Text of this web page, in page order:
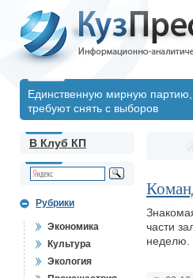
Единственную мирную партию,
требуют снять с выборов
В Клуб КП
Рубрики
Экономика
Культура
Экология
части
неделю.